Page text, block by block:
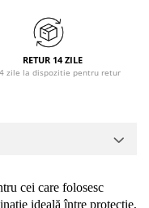
RETUR 14 ZILE
zile la dispozitie pentru retur
cei care folosesc
ideală între protecție,